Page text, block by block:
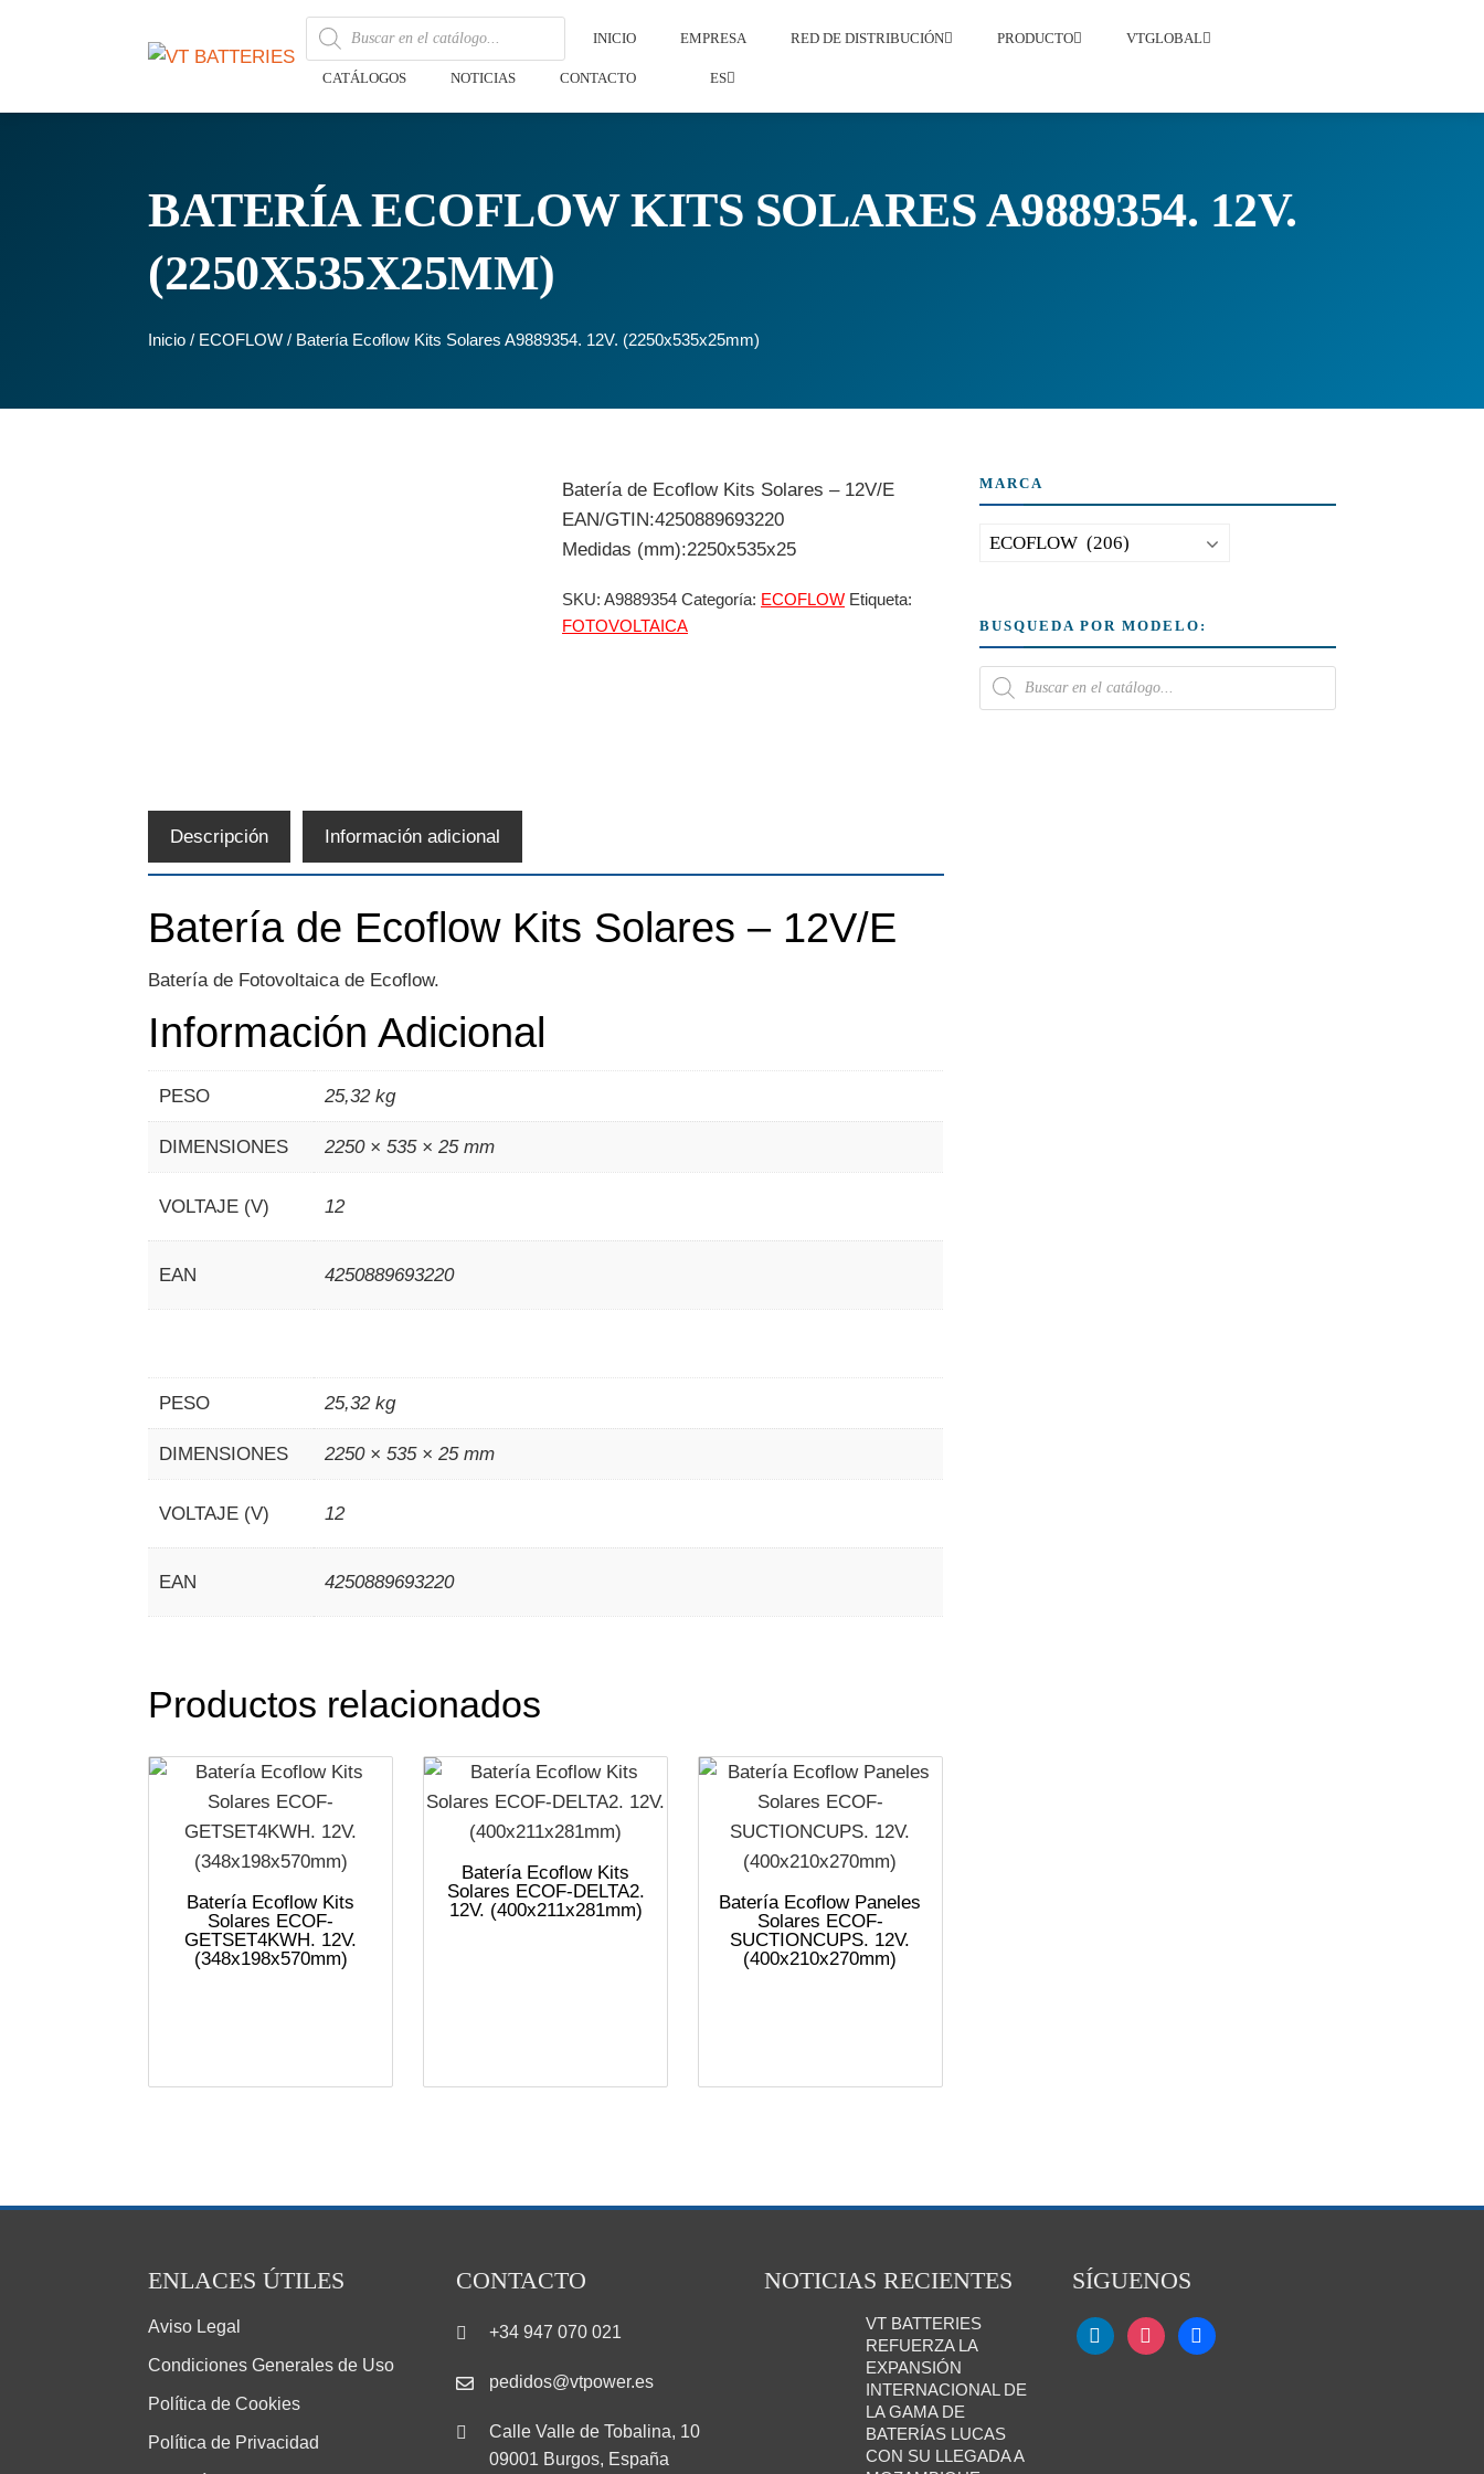
INICIO EMPRESA RED DE DISTRIBUCIÓN PRODUCTO VTGLOBAL
CATÁLOGOS NOTICIAS CONTACTO ES
BATERÍA ECOFLOW KITS SOLARES A9889354. 12V.
(2250X535X25MM)
Inicio / ECOFLOW / Batería Ecoflow Kits Solares A9889354. 12V. (2250x535x25mm)
Batería de Ecoflow Kits Solares – 12V/E
EAN/GTIN:4250889693220
Medidas (mm):2250x535x25
SKU:A9889354 Categoría: ECOFLOW Etiqueta:
FOTOVOLTAICA
Descripción Información adicional
Batería de Ecoflow Kits Solares – 12V/E
Batería de Fotovoltaica de Ecoflow.
Información Adicional
PESO 25,32 kg
DIMENSIONES 2250 × 535 × 25 mm
VOLTAJE (V) 12
EAN 4250889693220
PESO 25,32 kg
DIMENSIONES 2250 × 535 × 25 mm
VOLTAJE (V) 12
EAN 4250889693220
Productos relacionados
Batería Ecoflow Kits
Solares ECOF-
GETSET4KWH. 12V.
(348x198x570mm)
Batería Ecoflow Kits
Solares ECOF-DELTA2.
12V. (400x211x281mm)
Batería Ecoflow Paneles
Solares ECOF-
SUCTIONCUPS. 12V.
(400x210x270mm)
MARCA
BUSQUEDA POR MODELO:
ENLACES ÚTILES
Aviso Legal
Condiciones Generales de Uso
Política de Cookies
Política de Privacidad
CONTACTO
+34 947 070 021
pedidos@vtpower.es
Calle Valle de Tobalina, 10
09001 Burgos, España
NOTICIAS RECIENTES
VT BATTERIES
REFUERZA LA
EXPANSIÓN
INTERNACIONAL DE
LA GAMA DE
BATERÍAS LUCAS
CON SU LLEGADA A
SÍGUENOS